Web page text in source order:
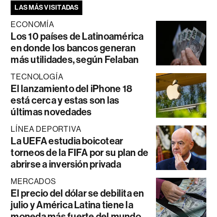
LAS MÁS VISITADAS
ECONOMÍA
Los 10 países de Latinoamérica
en donde los bancos generan
más utilidades, según Felaban
TECNOLOGÍA
El lanzamiento del iPhone 18
está cerca y estas son las
últimas novedades
LÍNEA DEPORTIVA
La UEFA estudia boicotear
torneos de la FIFA por su plan de
abrirse a inversión privada
MERCADOS
El precio del dólar se debilita en
julio y América Latina tiene la